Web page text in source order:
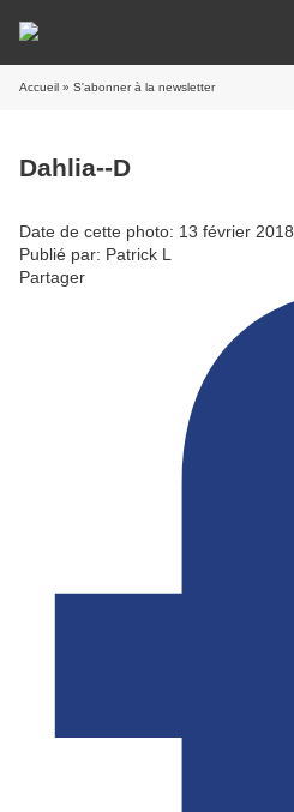
Accueil » S'abonner à la newsletter
Dahlia--D
Date de cette photo: 13 février 2018
Publié par: Patrick L
Partager